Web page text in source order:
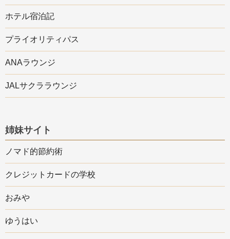
ホテル宿泊記
プライオリティパス
ANAラウンジ
JALサクララウンジ
姉妹サイト
ノマド的節約術
クレジットカードの学校
おみや
ゆうはい